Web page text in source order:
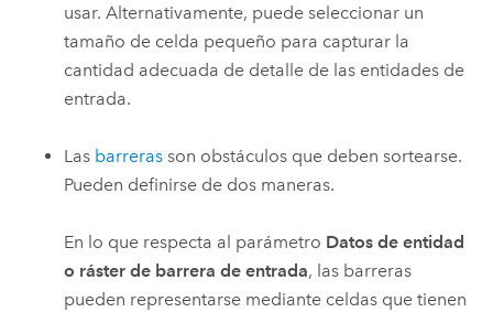
usar. Alternativamente, puede seleccionar un
tamaño de celda pequeño para capturar la
cantidad adecuada de detalle de las entidades de
entrada.
Las barreras son obstáculos que deben sortearse.
Pueden definirse de dos maneras.
En lo que respecta al parámetro Datos de entidad
o ráster de barrera de entrada, las barreras
pueden representarse mediante celdas que tienen